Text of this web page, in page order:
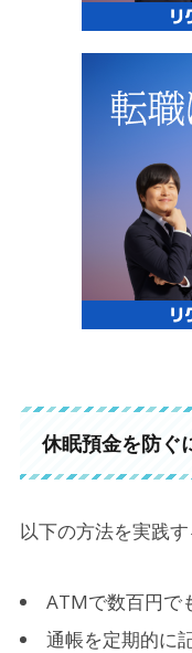
休眠預金を防ぐ
以下の方法を実践
ATMで数百円で
通帳を定期的に